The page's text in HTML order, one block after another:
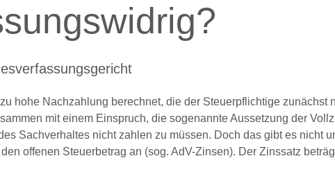
hohe Nachzahlung berechnet, die der Steuerpflichtige zunächst
mit einem Einspruch, die sogenannte Aussetzung der
Sachverhaltes nicht zahlen zu müssen. Doch das gibt es nicht
offenen Steuerbetrag an (sog. AdV-Zinsen). Der Zinssatz